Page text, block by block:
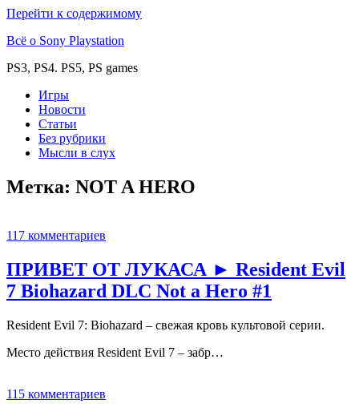
Перейти к содержимому
Всё о Sony Playstation
PS3, PS4. PS5, PS games
Игры
Новости
Статьи
Без рубрики
Мысли в слух
Метка: NOT A HERO
117 комментариев
ПРИВЕТ ОТ ЛУКАСА ► Resident Evil
7 Biohazard DLC Not a Hero #1
Resident Evil 7: Biohazard – свежая кровь культовой серии.
Место действия Resident Evil 7 – забр…
115 комментариев